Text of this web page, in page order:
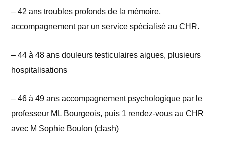
– 42 ans troubles profonds de la mémoire,
accompagnement par un service spécialisé au CHR.
– 44 à 48 ans douleurs testiculaires aigues, plusieurs
hospitalisations
– 46 à 49 ans accompagnement psychologique par le
professeur ML Bourgeois, puis 1 rendez-vous au CHR
avec M Sophie Boulon (clash)